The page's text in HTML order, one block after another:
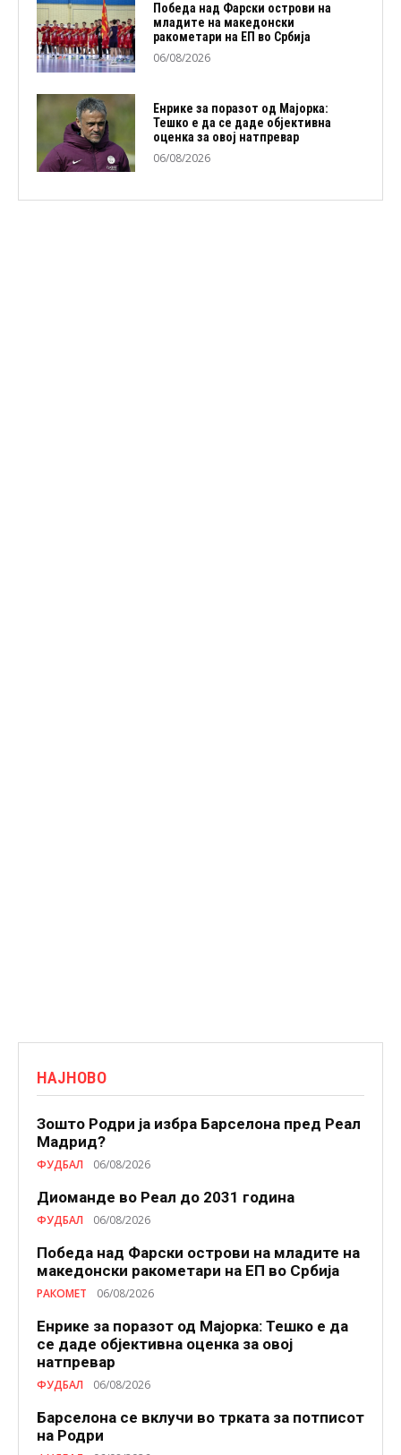
Победа над Фарски острови на
младите на македонски
ракометари на ЕП во Србија
06/08/2026
Енрике за поразот од Мајорка:
Тешко е да се даде објективна
оценка за овој натпревар
06/08/2026
НАЈНОВО
Зошто Родри ја избра Барселона пред Реал
Мадрид?
ФУДБАЛ 06/08/2026
Диоманде во Реал до 2031 година
ФУДБАЛ 06/08/2026
Победа над Фарски острови на младите на
македонски ракометари на ЕП во Србија
РАКОМЕТ 06/08/2026
Енрике за поразот од Мајорка: Тешко е да
се даде објективна оценка за овој
натпревар
ФУДБАЛ 06/08/2026
Барселона се вклучи во трката за потписот
на Родри